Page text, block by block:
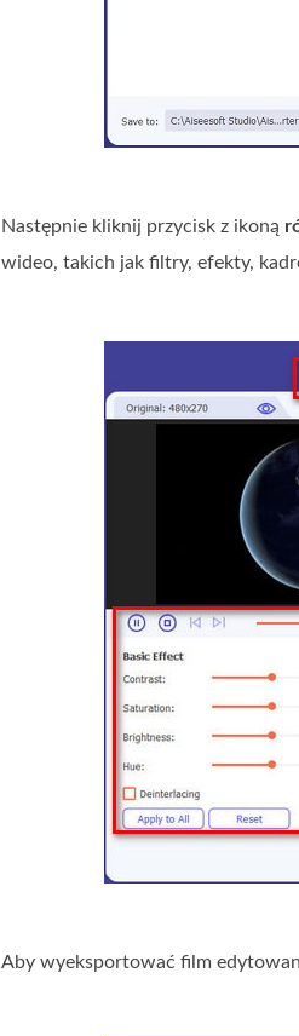
Następnie kliknij przycisk z ikoną
wideo, takich jak filtry, efekty,
Aby wyeksportować film